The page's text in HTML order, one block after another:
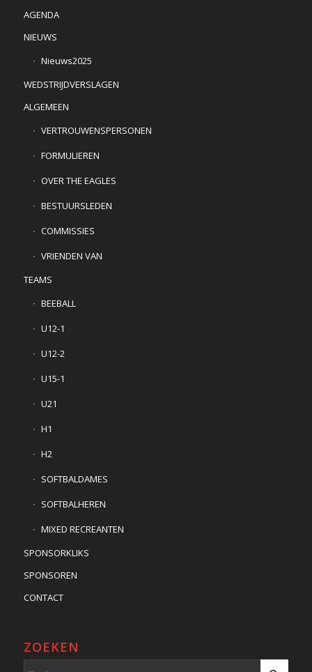
AGENDA
NIEUWS
Nieuws2025
WEDSTRIJDVERSLAGEN
ALGEMEEN
VERTROUWENSPERSONEN
FORMULIEREN
OVER THE EAGLES
BESTUURSLEDEN
COMMISSIES
VRIENDEN VAN
TEAMS
BEEBALL
U12-1
U12-2
U15-1
U21
H1
H2
SOFTBALDAMES
SOFTBALHEREN
MIXED RECREANTEN
SPONSORKLIKS
SPONSOREN
CONTACT
ZOEKEN